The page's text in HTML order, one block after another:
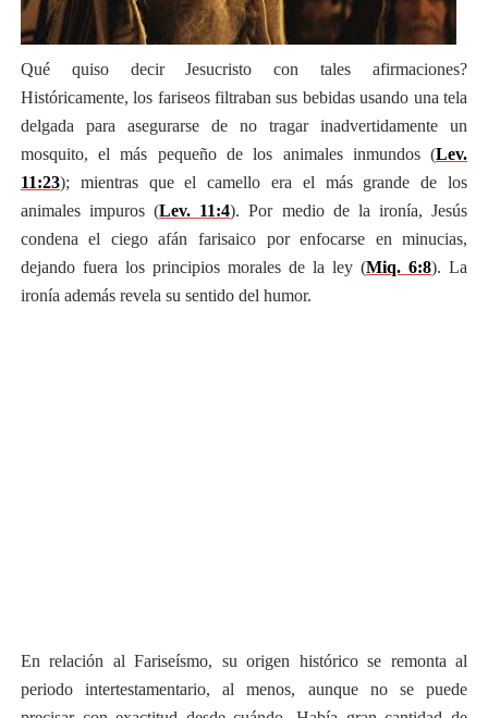
Qué quiso decir Jesucristo con tales afirmaciones?
Históricamente, los fariseos filtraban sus bebidas usando una tela
delgada para asegurarse de no tragar inadvertidamente un
mosquito, el más pequeño de los animales inmundos (Lev.
11:23); mientras que el camello era el más grande de los
animales impuros (Lev. 11:4). Por medio de la ironía, Jesús
condena el ciego afán farisaico por enfocarse en minucias,
dejando fuera los principios morales de la ley (Miq. 6:8). La
ironía además revela su sentido del humor.
En relación al Fariseísmo, su origen histórico se remonta al
periodo intertestamentario, al menos, aunque no se puede